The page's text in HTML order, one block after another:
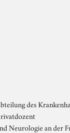
des
Neurologie an